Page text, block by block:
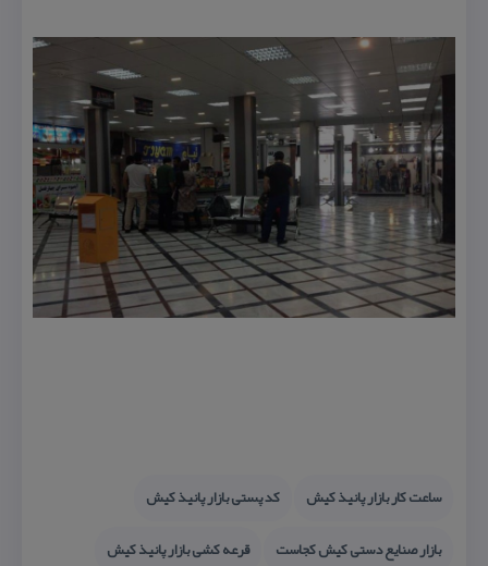
ساعت كار بازار پانیذ كیش
كد پستی بازار پانیذ كیش
بازار صنایع دستی كیش كجاست
قرعه كشی بازار پانیذ كیش